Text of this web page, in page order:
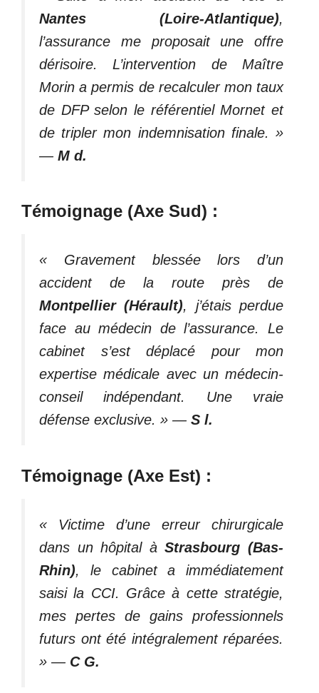
Nantes (Loire-Atlantique),
l’assurance me proposait une offre
dérisoire. L’intervention de Maître
Morin a permis de recalculer mon taux
de DFP selon le référentiel Mornet et
de tripler mon indemnisation finale. »
— M d.
Témoignage (Axe Sud) :
« Gravement blessée lors d’un
accident de la route près de
Montpellier (Hérault), j’étais perdue
face au médecin de l’assurance. Le
cabinet s’est déplacé pour mon
expertise médicale avec un médecin-
conseil indépendant. Une vraie
défense exclusive. » — S l.
Témoignage (Axe Est) :
« Victime d’une erreur chirurgicale
dans un hôpital àStrasbourg (Bas-
Rhin), le cabinet a immédiatement
saisi la CCI. Grâce à cette stratégie,
mes pertes de gains professionnels
futurs ont été intégralement réparées.
» — C G.